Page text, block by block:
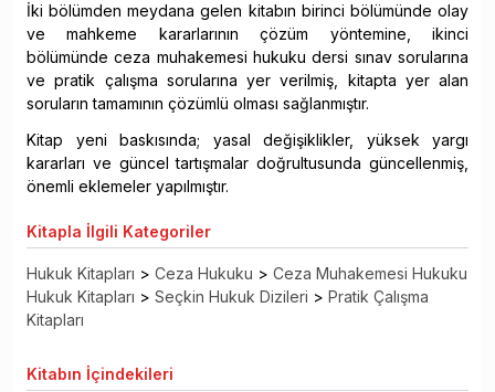
İki bölümden meydana gelen kitabın birinci bölümünde olay
ve mahkeme kararlarının çözüm yöntemine, ikinci
bölümünde ceza muhakemesi hukuku dersi sınav sorularına
ve pratik çalışma sorularına yer verilmiş, kitapta yer alan
soruların tamamının çözümlü olması sağlanmıştır.
Kitap yeni baskısında; yasal değişiklikler, yüksek yargı
kararları ve güncel tartışmalar doğrultusunda güncellenmiş,
önemli eklemeler yapılmıştır.
Kitapla İlgili Kategoriler
Hukuk Kitapları > Ceza Hukuku > Ceza Muhakemesi Hukuku
Hukuk Kitapları > Seçkin Hukuk Dizileri > Pratik Çalışma
Kitapları
Kitabın İçindekileri